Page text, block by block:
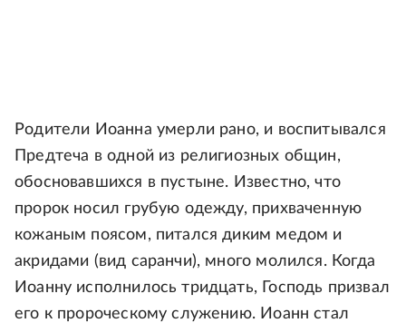
Родители Иоанна умерли рано, и воспитывался
Предтеча в одной из религиозных общин,
обосновавшихся в пустыне. Известно, что
пророк носил грубую одежду, прихваченную
кожаным поясом, питался диким медом и
акридами (вид саранчи), много молился. Когда
Иоанну исполнилось тридцать, Господь призвал
его к пророческому служению. Иоанн стал